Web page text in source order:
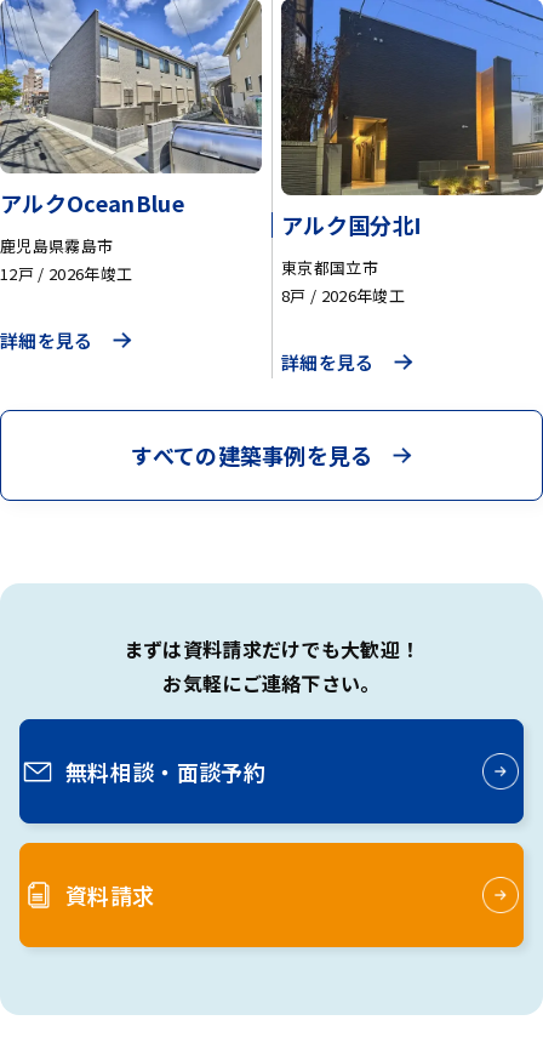
アルクOceanBlue
鹿児島県霧島市
12戸
2026年竣工
詳細を見る
アルク国分北Ⅰ
東京都国立市
8戸
2026年竣工
詳細を見る
すべての建築事例を見る
まずは資料請求だけでも大歓迎！
お気軽にご連絡下さい。
無料相談・ 面談予約
資料請求